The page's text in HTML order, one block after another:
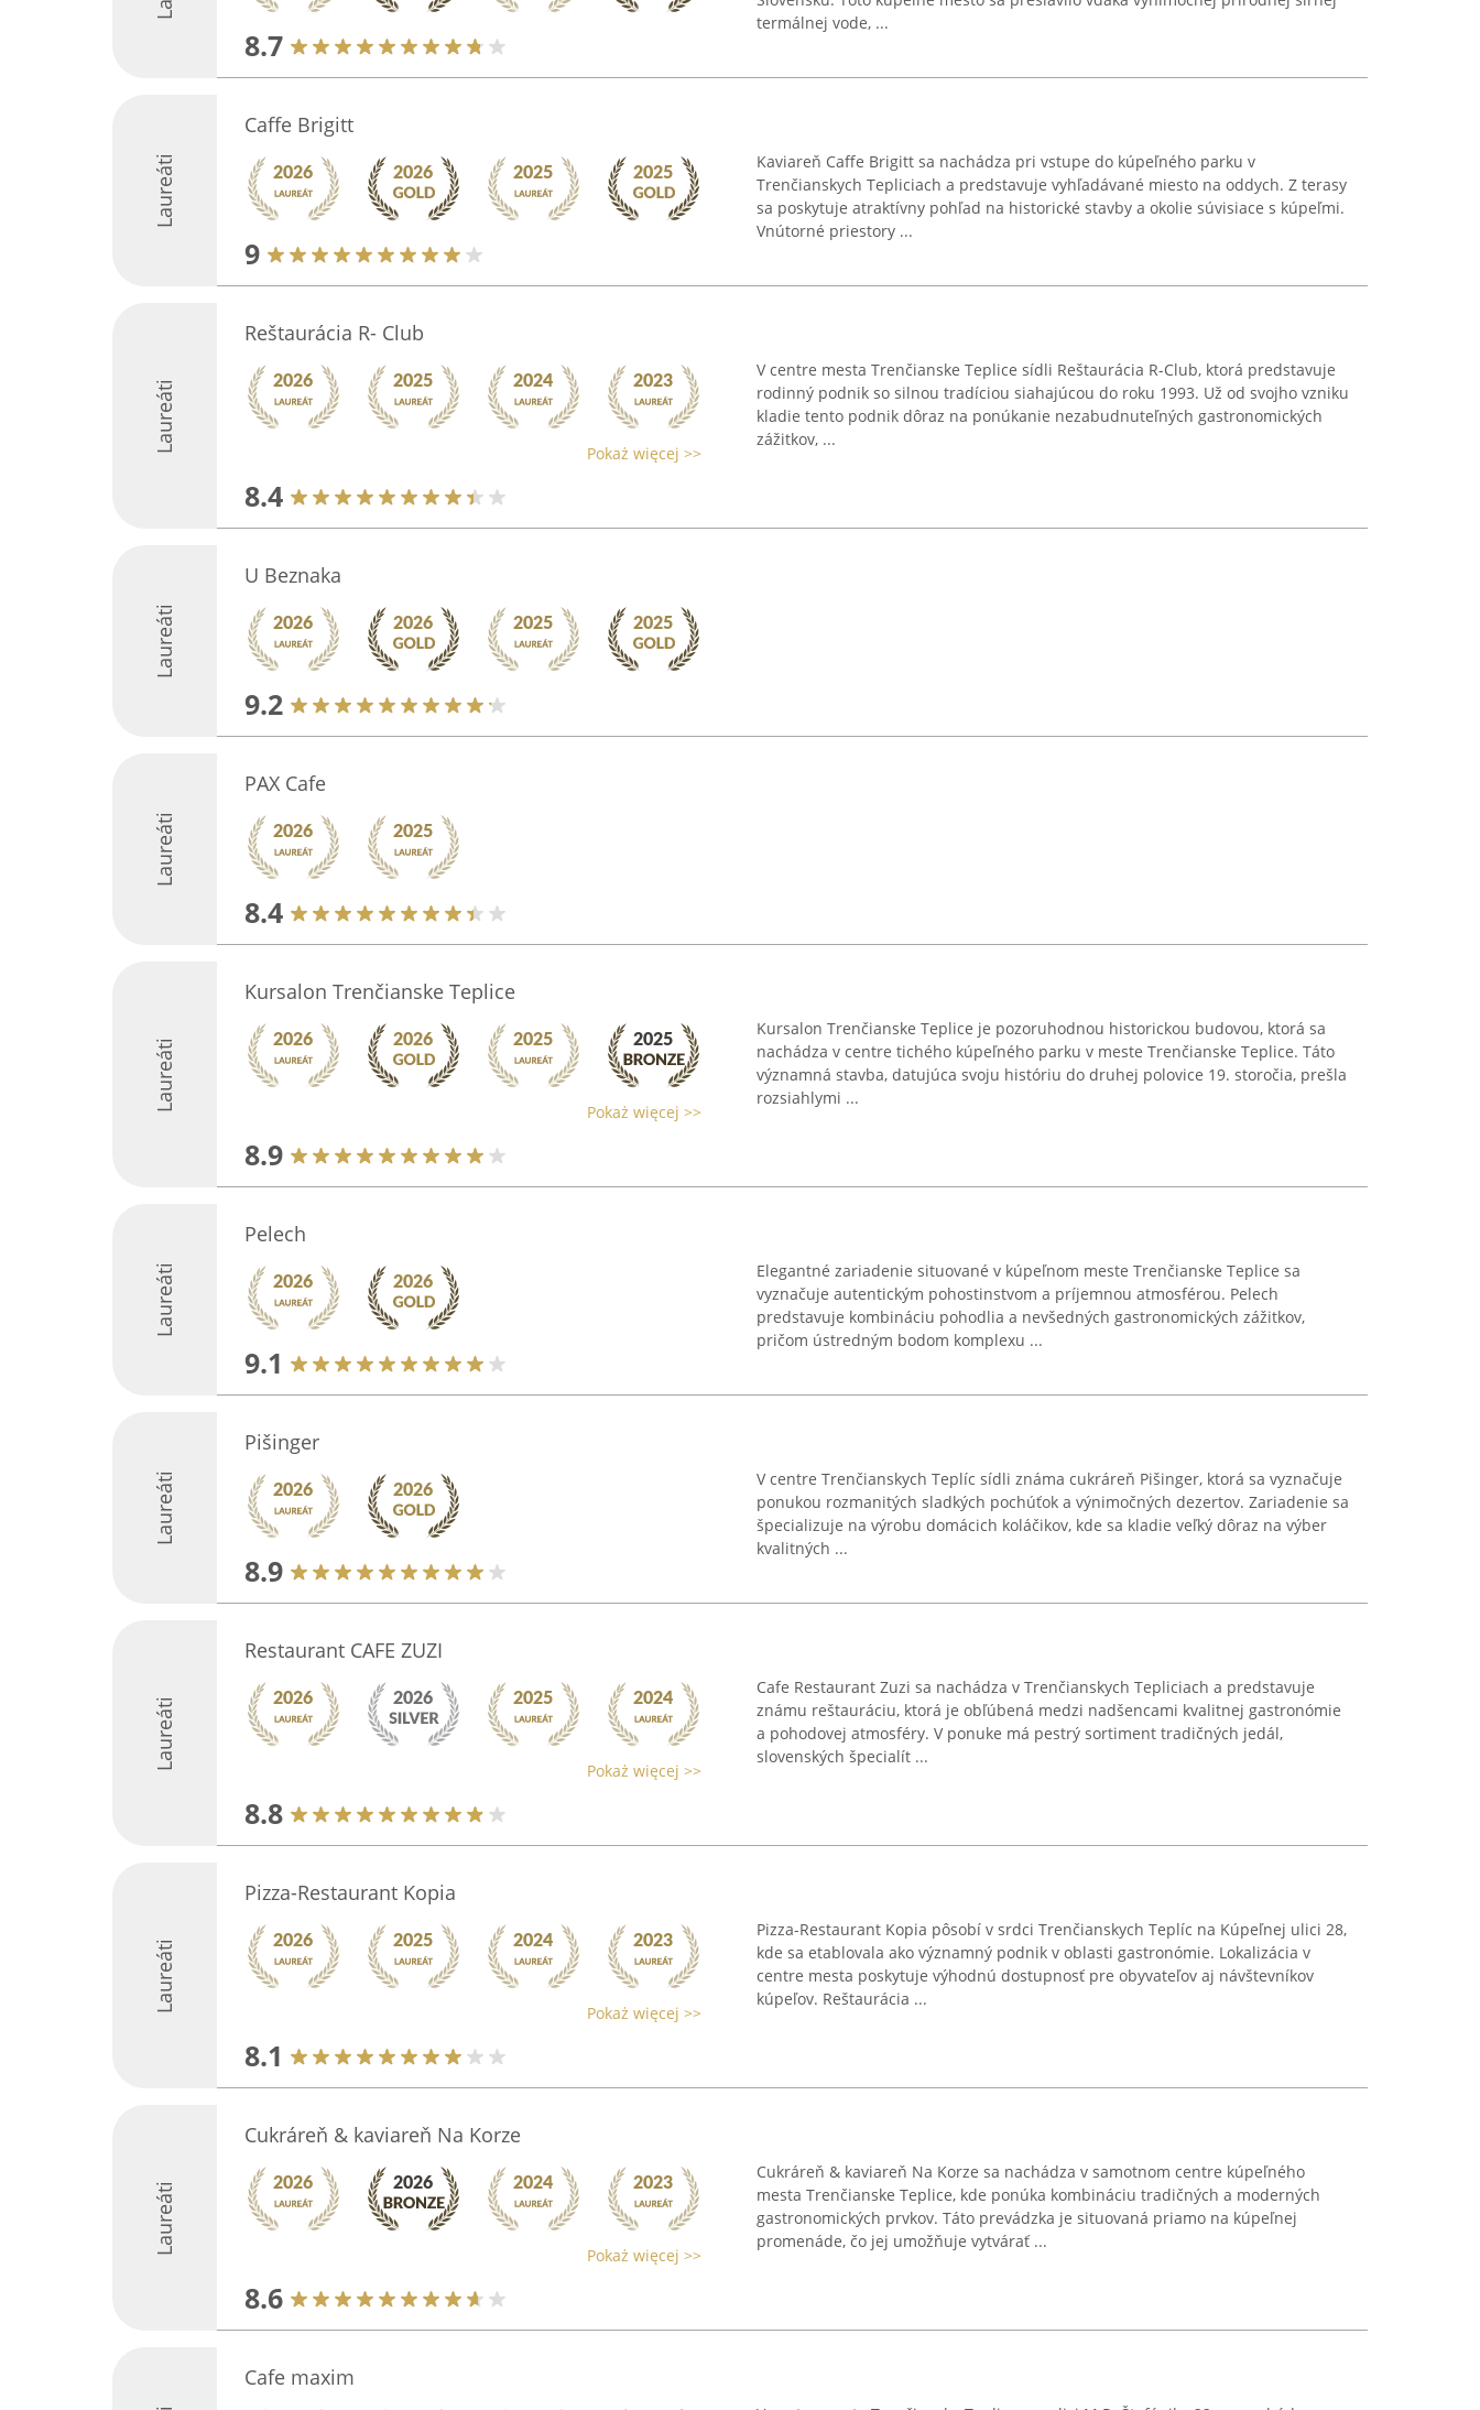
8.7
termálnej vode, ...
Laureáti
Caffe Brigitt
9
Kaviareň Caffe Brigitt sa nachádza pri vstupe do kúpeľného parku v
Trenčianskych Tepliciach a predstavuje vyhľadávané miesto na oddych. Z terasy
sa poskytuje atraktívny pohľad na historické stavby a okolie súvisiace s kúpeľmi.
Vnútorné priestory ...
Laureáti
Reštaurácia R- Club
Pokaż więcej >>
8.4
V centre mesta Trenčianske Teplice sídli Reštaurácia R-Club, ktorá predstavuje
rodinný podnik so silnou tradíciou siahajúcou do roku 1993. Už od svojho vzniku
kladie tento podnik dôraz na ponúkanie nezabudnuteľných gastronomických
zážitkov, ...
Laureáti
U Beznaka
9.2
Laureáti
PAX Cafe
8.4
Laureáti
Kursalon Trenčianske Teplice
Pokaż więcej >>
8.9
Kursalon Trenčianske Teplice je pozoruhodnou historickou budovou, ktorá sa
nachádza v centre tichého kúpeľného parku v meste Trenčianske Teplice. Táto
významná stavba, datujúca svoju históriu do druhej polovice 19. storočia, prešla
rozsiahlymi ...
Laureáti
Pelech
9.1
Elegantné zariadenie situované v kúpeľnom meste Trenčianske Teplice sa
vyznačuje autentickým pohostinstvom a príjemnou atmosférou. Pelech
predstavuje kombináciu pohodlia a nevšedných gastronomických zážitkov,
pričom ústredným bodom komplexu ...
Laureáti
Pišinger
8.9
V centre Trenčianskych Teplíc sídli známa cukráreň Pišinger, ktorá sa vyznačuje
ponukou rozmanitých sladkých pochúťok a výnimočných dezertov. Zariadenie sa
špecializuje na výrobu domácich koláčikov, kde sa kladie veľký dôraz na výber
kvalitných ...
Laureáti
Restaurant CAFE ZUZI
Pokaż więcej >>
8.8
Cafe Restaurant Zuzi sa nachádza v Trenčianskych Tepliciach a predstavuje
známu reštauráciu, ktorá je obľúbená medzi nadšencami kvalitnej gastronómie
a pohodovej atmosféry. V ponuke má pestrý sortiment tradičných jedál,
slovenských špecialít ...
Laureáti
Pizza-Restaurant Kopia
Pokaż więcej >>
8.1
Pizza-Restaurant Kopia pôsobí v srdci Trenčianskych Teplíc na Kúpeľnej ulici 28,
kde sa etablovala ako významný podnik v oblasti gastronómie. Lokalizácia v
centre mesta poskytuje výhodnú dostupnosť pre obyvateľov aj návštevníkov
kúpeľov. Reštaurácia ...
Laureáti
Cukráreň & kaviareň Na Korze
Pokaż więcej >>
8.6
Cukráreň & kaviareň Na Korze sa nachádza v samotnom centre kúpeľného
mesta Trenčianske Teplice, kde ponúka kombináciu tradičných a moderných
gastronomických prvkov. Táto prevádzka je situovaná priamo na kúpeľnej
promenáde, čo jej umožňuje vytvárať ...
Cafe maxim